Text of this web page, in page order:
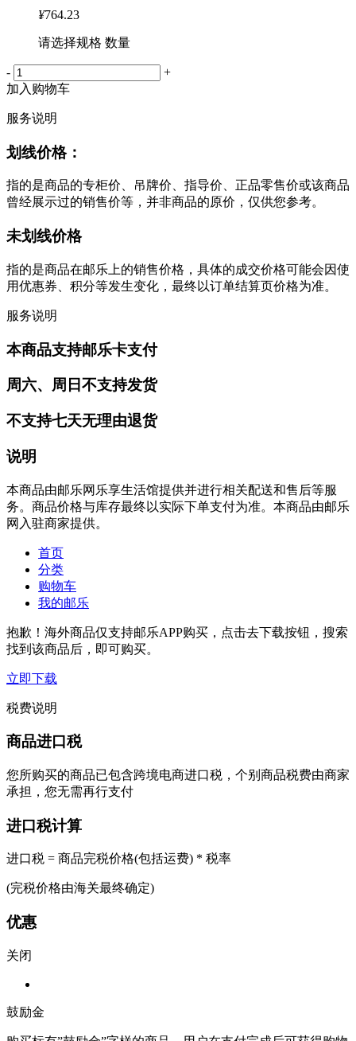
¥764.23
请选择规格 数量
-
+
加入购物车
服务说明
划线价格：
指的是商品的专柜价、吊牌价、指导价、正品零售价或该商品
曾经展示过的销售价等，并非商品的原价，仅供您参考。
未划线价格
指的是商品在邮乐上的销售价格，具体的成交价格可能会因使
用优惠券、积分等发生变化，最终以订单结算页价格为准。
服务说明
本商品支持邮乐卡支付
周六、周日不支持发货
不支持七天无理由退货
说明
本商品由邮乐网乐享生活馆提供并进行相关配送和售后等服
务。商品价格与库存最终以实际下单支付为准。本商品由邮乐
网入驻商家提供。
首页
分类
购物车
我的邮乐
抱歉！海外商品仅支持邮乐APP购买，点击去下载按钮，搜索
找到该商品后，即可购买。
立即下载
税费说明
商品进口税
您所购买的商品已包含跨境电商进口税，个别商品税费由商家
承担，您无需再行支付
进口税计算
进口税 = 商品完税价格(包括运费) * 税率
(完税价格由海关最终确定)
优惠
关闭
鼓励金